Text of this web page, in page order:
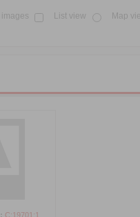
List view Map
C:19701:1